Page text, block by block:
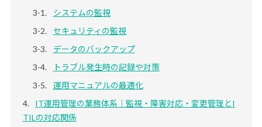
システムの監視
セキュリティの監視
データのバックアップ
トラブル発生時の記録や対策
運用マニュアルの最適化
IT運用管理の業務体系｜監視・障害対応・変更管理とI
TILの対応関係